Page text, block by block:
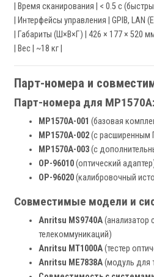
| Время сканирования | < 0.5 с
| Интерфейсы управления | GPIB, LAN
| Габариты (Ш×В×Г) | 426 × 177 × 520 мм
| Вес | ~18 кг |
Парт-номера и
Парт-номера для MP1570A:
MP1570A-001 (базовая
MP1570A-002(с расширенным
MP1570A-003(с
OP-96010(оптический
OP-96020(калибровочный
Совместимые модели и
Anritsu MS9740A(анализатор
телекоммуникаций)
Anritsu MT1000A(тестер
Anritsu ME7838A(модуль для